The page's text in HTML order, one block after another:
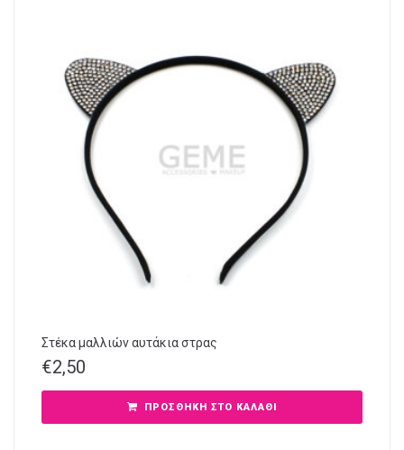
Στέκα μαλλιών αυτάκια στρας
€2,50
ΠΡΟΣΘΉΚΗ ΣΤΟ ΚΑΛΆΘΙ